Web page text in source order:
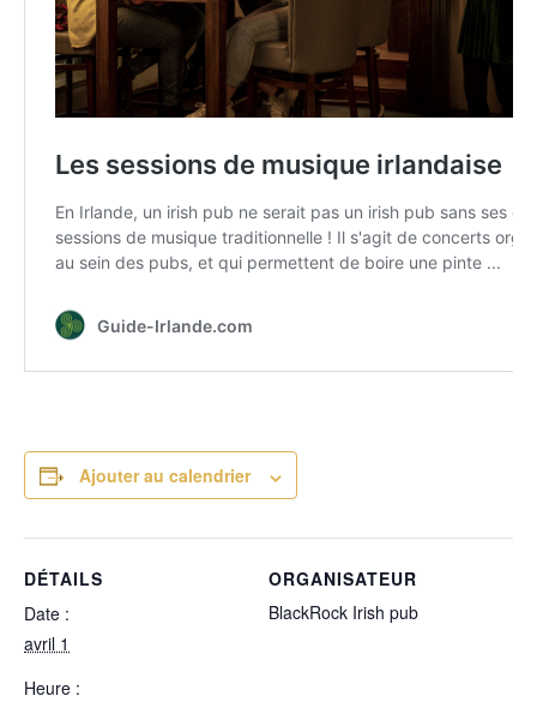
Ajouter au calendrier
DÉTAILS
Date :
avril 1
Heure :
ORGANISATEUR
BlackRock Irish pub